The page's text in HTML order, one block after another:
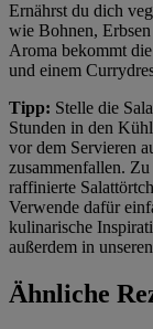
Ernährst du dich
wie Bohnen,
Aroma bekommt
und einem
Tipp: Stelle die
Stunden in den
vor dem Servieren
zusammenfallen.
raffinierte
Verwende dafür
kulinarische
außerdem in unseren
Ähnliche